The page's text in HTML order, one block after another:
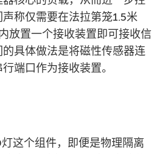
称仅需要在法拉第笼1.5米
放置一个接收装置即可接收信
具体做法是将磁性传感器连
端口作为接收装置。
这个组件，即便是物理隔离